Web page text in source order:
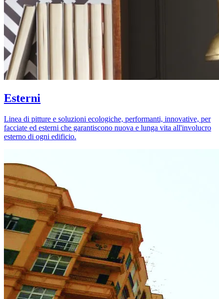
Esterni
Linea di pitture e soluzioni ecologiche, performanti, innovative, per
facciate ed esterni che garantiscono nuova e lunga vita all'involucro
esterno di ogni edificio.